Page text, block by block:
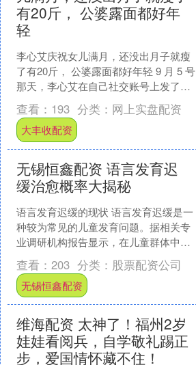
有20斤， 公婆露面都好年
轻
李心艾庆祝女儿满月，还没出月子就瘦
了有20斤， 公婆露面都好年轻 9 月 5 号
那天，李心艾在自己社交账号上发了段
视频，是给刚满月的女儿庆祝呢，还第
一次跟大家说....
查看： 193 分类： 网上实盘配资
大丰收配资
无锡恒鑫配资 语言发育迟
缓治愈概率大揭秘
语言发育迟缓的现状 语言发育迟缓是一
种较为常见的儿童发育问题。据相关专
业调研机构报告显示，在儿童群体中，
约有一定比例的孩子存在不同程度的语
言发育迟缓情况。语言发....
查看： 203 分类： 股票配资公司
无锡恒鑫配资
维海配资 太神了！福州2岁
娃娃看阅兵，自学敬礼踢正
步，爱国情怀藏不住！